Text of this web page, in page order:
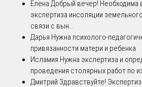
Елена Добрый вечер! Необходима
экспертиза инсоляции
связи с вын...
Дарья Нужна психолого-
привязанности матери и ребенка
Исламия Нужна экспертиза и
проведения столярных работ по
Дмитрий Здравствуйте!